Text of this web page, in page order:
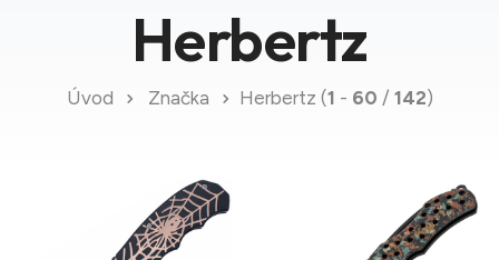
Herbertz
Úvod Značka Herbertz (1 - 60 / 142)